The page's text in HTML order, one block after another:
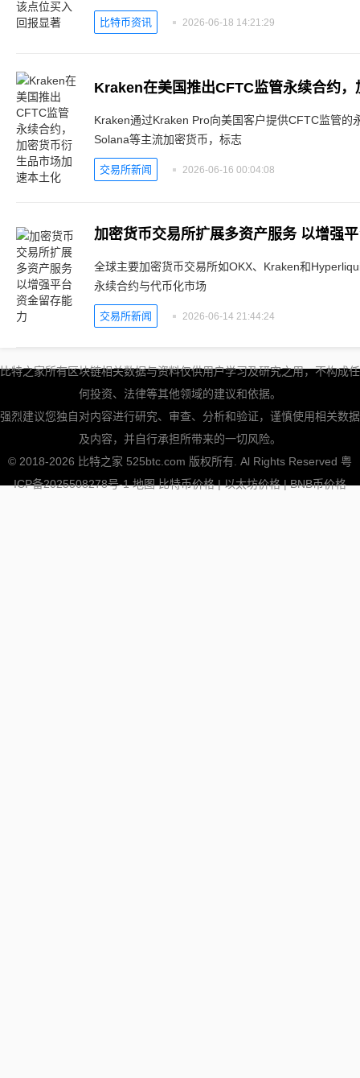
比特币资讯 2026-06-18 14:21:29
Kraken通过Kraken Pro向美国客户提供CFTC监管的
Solana等主流加密货币，标志
交易所新闻 2026-06-16 00:04:08
加密货币交易所扩展多资产服务 以增强
全球主要加密货币交易所如OKX、Kraken和
永续合约与代币化市场
交易所新闻 2026-06-14 21:44:24
比特之家所有区块链相关数据与资料仅供用户学习及研究之用，不构成任
何投资、法律等其他领域的建议和依据。
强烈建议您独自对内容进行研究、审查、分析和验证，谨慎使用相关数据
及内容，并自行承担所带来的一切风险。
© 2018-2026 比特之家 525btc.com 版权所有. Al Rights Reserved 粤
ICP备2025508278号-1 地图 比特币价格|以太坊价格|BNB币价格